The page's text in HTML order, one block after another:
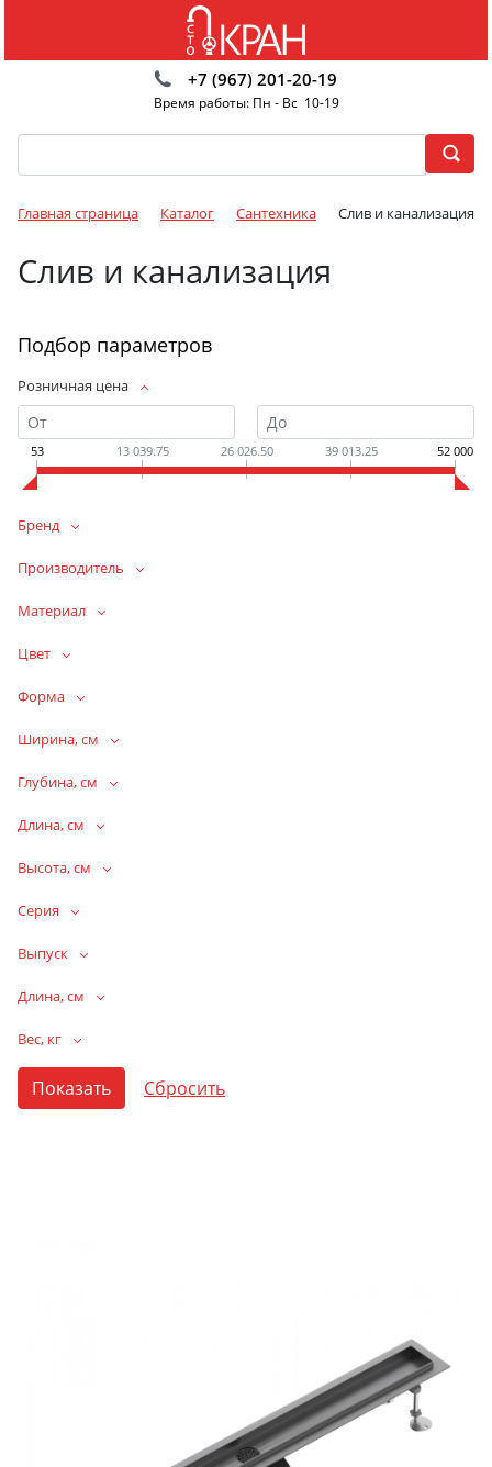
+7 (967) 201-20-19
Время работы: Пн - Вс 10-19
Главная страница Каталог Сантехника Слив и канализация
Слив и канализация
Подбор параметров
Розничная цена
53 13 039.75 26 026.50 39 013.25 52 000
Бренд
Производитель
Материал
Цвет
Форма
Ширина, см
Глубина, см
Длина, см
Высота, см
Серия
Выпуск
Длина, см
Вес, кг